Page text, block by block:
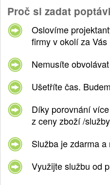
Proč si zadat
Oslovíme
firmy v okolí za Vás
Nemusíte
Ušetříte čas.
Díky porovnání
z ceny zboží /služby
Služba je zdarma a
Využijte službu od